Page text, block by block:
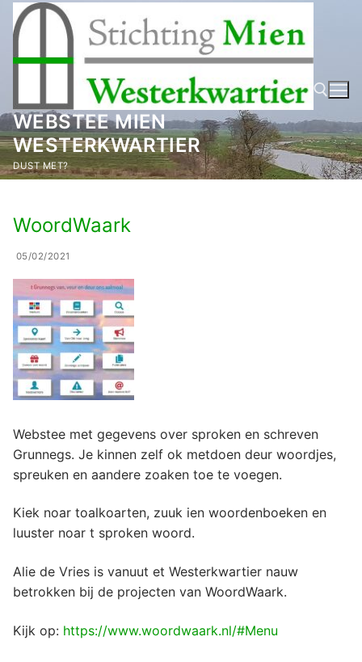
naar
inhoud
WEBSTEE MIEN
WESTERKWARTIER
DUST MET? Zoeken naar:
WoordWaark
05/02/2021
Webstee met gegevens over sproken en schreven
Grunnegs. Je kinnen zelf ok metdoen deur woordjes,
spreuken en aandere zoaken toe te voegen.
Kiek noar toalkoarten, zuuk ien woordenboeken en
luuster noar t sproken woord.
Alie de Vries is vanuut et Westerkwartier nauw
betrokken bij de projecten van WoordWaark.
Kijk op: https://www.woordwaark.nl/#Menu